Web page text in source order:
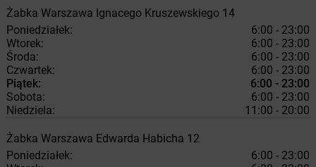
Żabka Warszawa Ignacego Kruszewskiego 14
Poniedziałek:
6:00 - 23:00
Wtorek:
6:00 - 23:00
Środa:
6:00 - 23:00
Czwartek:
6:00 - 23:00
Piątek:
6:00 - 23:00
Sobota:
6:00 - 23:00
Niedziela:
11:00 - 20:00
Żabka Warszawa Edwarda Habicha 12
Poniedziałek:
6:00 - 23:00